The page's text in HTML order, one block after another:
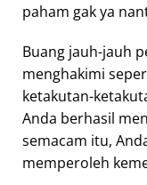
paham gak ya
Buang jauh-jauh
menghakimi
ketakutan-
Anda berhasil
semacam itu,
memperoleh